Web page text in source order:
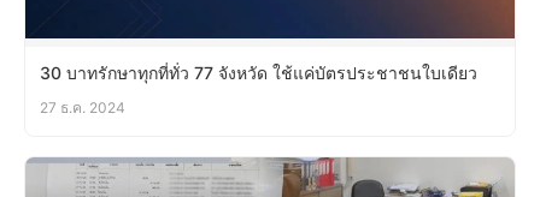
30 บาทรักษาทุกที่ทั่ว 77 จังหวัด ใช้แค่บัตรประชาชนใบเดียว
27 ธ.ค. 2024